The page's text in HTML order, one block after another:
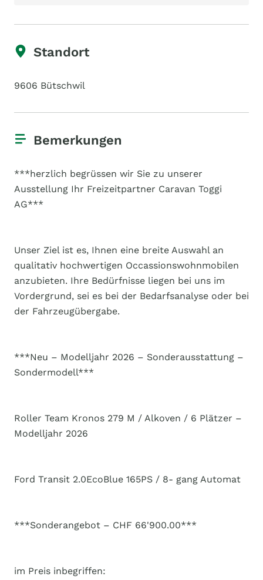
Standort
9606 Bütschwil
Bemerkungen
***herzlich begrüssen wir Sie zu unserer
Ausstellung Ihr Freizeitpartner Caravan Toggi
AG***
Unser Ziel ist es, Ihnen eine breite Auswahl an
qualitativ hochwertigen Occassionswohnmobilen
anzubieten. Ihre Bedürfnisse liegen bei uns im
Vordergrund, sei es bei der Bedarfsanalyse oder bei
der Fahrzeugübergabe.
***Neu – Modelljahr 2026 – Sonderausstattung –
Sondermodell***
Roller Team Kronos 279 M / Alkoven / 6 Plätzer –
Modelljahr 2026
Ford Transit 2.0EcoBlue 165PS / 8- gang Automat
***Sonderangebot – CHF 66'900.00***
im Preis inbegriffen: